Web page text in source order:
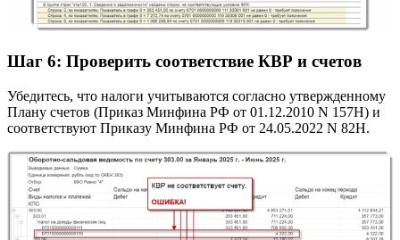
Шаг 6: Проверить соответствие КВР и счетов
Убедитесь, что налоги учитываются согласно утвержденному
Плану счетов (Приказ Минфина РФ от 01.12.2010 N 157Н) и
соответствуют Приказу Минфина РФ от 24.05.2022 N 82Н.